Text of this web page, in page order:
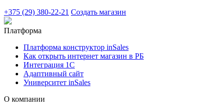
+375 (29) 380-22-21 Создать магазин
Платформа
Платформа конструктор inSales
Как открыть интернет магазин в РБ
Интеграция 1С
Адаптивный сайт
Университет inSales
О компании